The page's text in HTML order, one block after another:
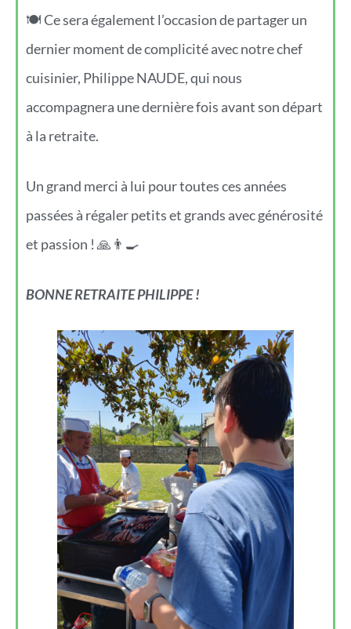
🍽️ Ce sera également l’occasion de partager un
dernier moment de complicité avec notre chef
cuisinier, Philippe NAUDE, qui nous
accompagnera une dernière fois avant son départ
à la retraite.
Un grand merci à lui pour toutes ces années
passées à régaler petits et grands avec générosité
et passion ! 🙏👨‍🍳
BONNE RETRAITE PHILIPPE !